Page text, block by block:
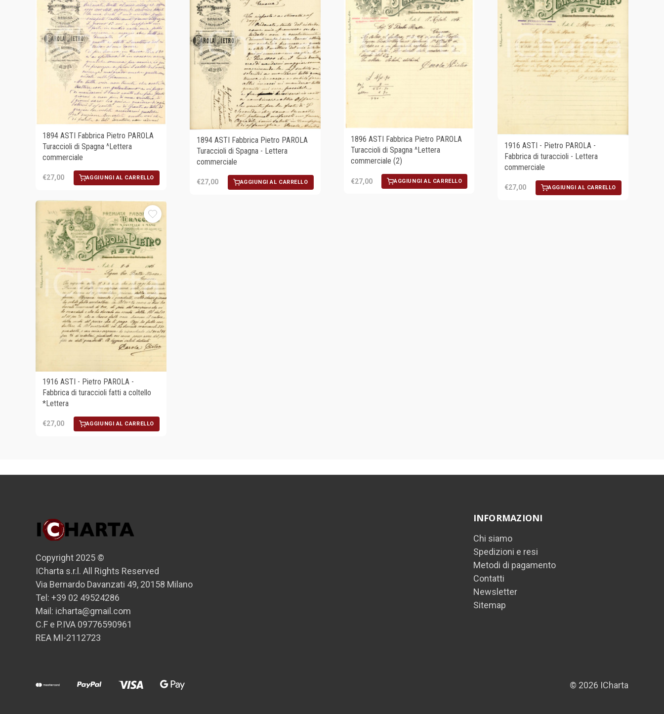
1894 ASTI Fabbrica Pietro PAROLA
Turaccioli di Spagna ^Lettera
commerciale
€27,00 AGGIUNGI AL CARRELLO
1894 ASTI Fabbrica Pietro PAROLA
Turaccioli di Spagna - Lettera
commerciale
€27,00 AGGIUNGI AL CARRELLO
1896 ASTI Fabbrica Pietro PAROLA
Turaccioli di Spagna ^Lettera
commerciale (2)
€27,00 AGGIUNGI AL CARRELLO
1916 ASTI - Pietro PAROLA -
Fabbrica di turaccioli - Lettera
commerciale
€27,00 AGGIUNGI AL CARRELLO
1916 ASTI - Pietro PAROLA -
Fabbrica di turaccioli fatti a coltello
*Lettera
€27,00 AGGIUNGI AL CARRELLO
Copyright 2025 ©
ICharta s.r.l. All Rights Reserved
Via Bernardo Davanzati 49, 20158 Milano
Tel: +39 02 49524286
Mail: icharta@gmail.com
C.F e P.IVA 09776590961
REA MI-2112723
INFORMAZIONI
Chi siamo
Spedizioni e resi
Metodi di pagamento
Contatti
Newsletter
Sitemap
© 2026 ICharta